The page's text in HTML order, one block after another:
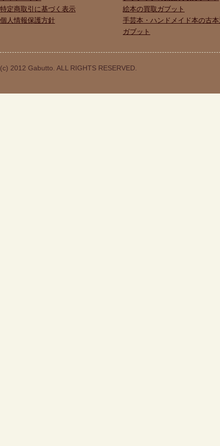
特定商取引に基づく表示
個人情報保護方針
絵本の買取ガブット
手芸本・ハンドメイド本の古
ガブット
(c) 2012 Gabutto. ALL RIGHTS RESERVED.